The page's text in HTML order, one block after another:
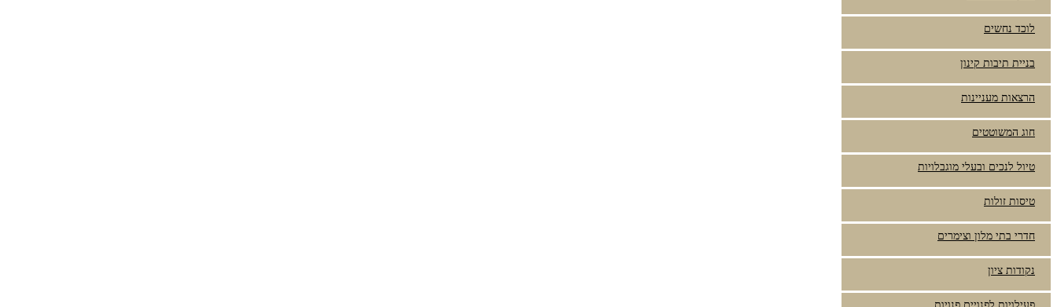
לוכד נחשים
בניית תיבות קינון
הרצאות מעניינות
חוג המשוטטים
טיול לנכים ובעלי מוגבלויות
טיסות זולות
חדרי בתי מלון וצימרים
נקודות ציון